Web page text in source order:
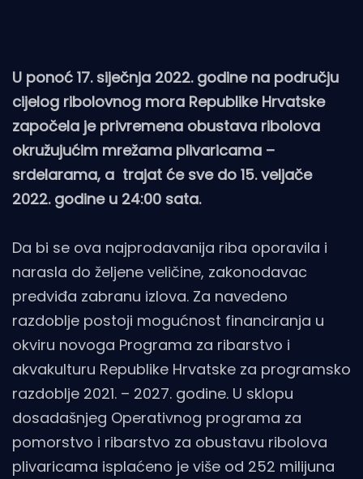
U ponoć 17. siječnja 2022. godine na području
cijelog ribolovnog mora Republike Hrvatske
započela je privremena obustava ribolova
okružujućim mrežama plivaricama –
srdelarama, a trajat će sve do 15. veljače
2022. godine u 24:00 sata.
Da bi se ova najprodavanija riba oporavila i
narasla do željene veličine, zakonodavac
predviđa zabranu izlova. Za navedeno
razdoblje postoji mogućnost financiranja u
okviru novoga Programa za ribarstvo i
akvakulturu Republike Hrvatske za programsko
razdoblje 2021. – 2027. godine. U sklopu
dosadašnjeg Operativnog programa za
pomorstvo i ribarstvo za obustavu ribolova
plivaricama isplaćeno je više od 252 milijuna